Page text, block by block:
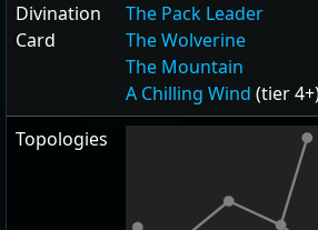
Divination
Card
The Pack Leader
The Wolverine
The Mountain
A Chilling Wind (tier
Topologies